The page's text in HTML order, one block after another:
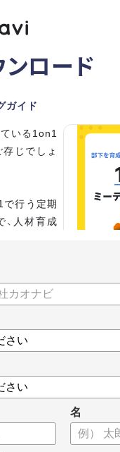
ロード
ガイド
いる1on1
じでしょ
行う定期
人材育成
り方
ェンダと質問例
たので、ぜひお役立てく
名